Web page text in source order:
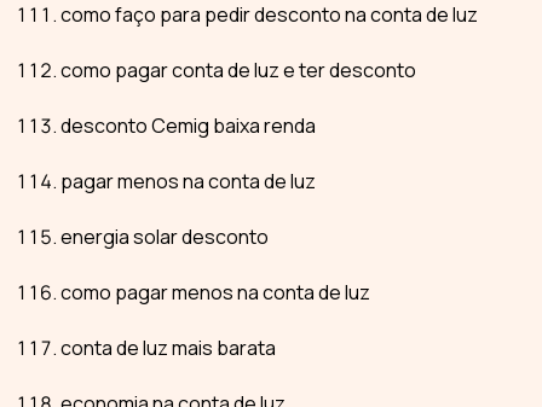
como faço para pedir desconto na conta de luz
como pagar conta de luz e ter desconto
desconto Cemig baixa renda
pagar menos na conta de luz
energia solar desconto
como pagar menos na conta de luz
conta de luz mais barata